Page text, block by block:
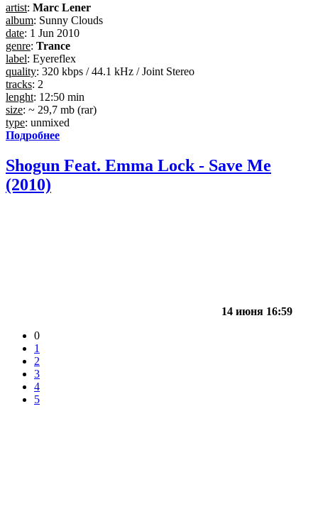
artist: Marc Lener
album: Sunny Clouds
date: 1 Jun 2010
genre: Trance
label: Eyereflex
quality: 320 kbps / 44.1 kHz / Joint Stereo
tracks: 2
lenght: 12:50 min
size: ~ 29,7 mb (rar)
type: unmixed
Подробнее
Shogun Feat. Emma Lock - Save Me
(2010)
14 июня 16:59
0
1
2
3
4
5